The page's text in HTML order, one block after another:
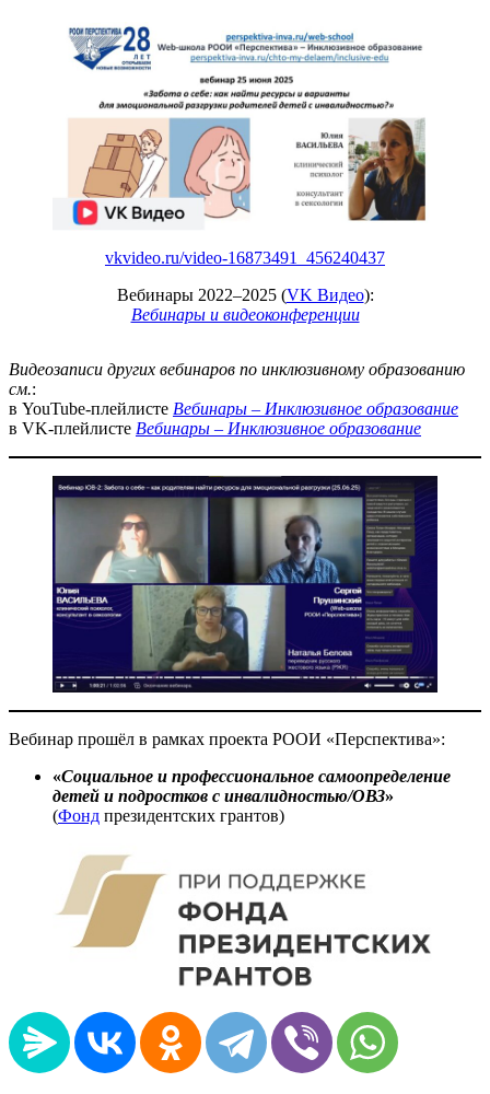
vkvideo.ru/video-16873491_456240437
Вебинары 2022–2025 (VK Видео):
Вебинары и видеоконференции
Видеозаписи других вебинаров по инклюзивному образованию
см.:
в YouTube-плейлисте Вебинары – Инклюзивное образование
в VK-плейлисте Вебинары – Инклюзивное образование
Вебинар прошёл в рамках проекта РООИ «Перспектива»:
«Социальное и профессиональное самоопределение
детей и подростков с инвалидностью/ОВЗ»
(Фонд президентских грантов)